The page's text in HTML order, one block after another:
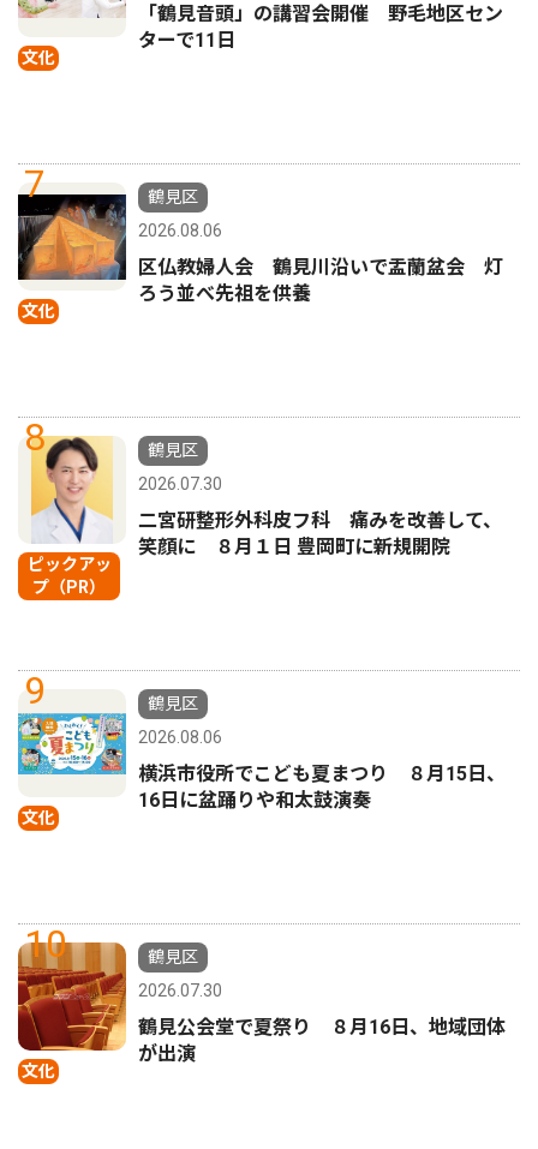
文化
「鶴見音頭」の講習会開催 野毛地区セン
ターで11日
7
文化
鶴見区
2026.08.06
区仏教婦人会 鶴見川沿いで盂蘭盆会 灯
ろう並べ先祖を供養
8
ピックアッ
プ（PR）
鶴見区
2026.07.30
二宮研整形外科皮フ科 痛みを改善して、
笑顔に ８月１日 豊岡町に新規開院
9
文化
鶴見区
2026.08.06
横浜市役所でこども夏まつり ８月15日、
16日に盆踊りや和太鼓演奏
10
文化
鶴見区
2026.07.30
鶴見公会堂で夏祭り ８月16日、地域団体
が出演